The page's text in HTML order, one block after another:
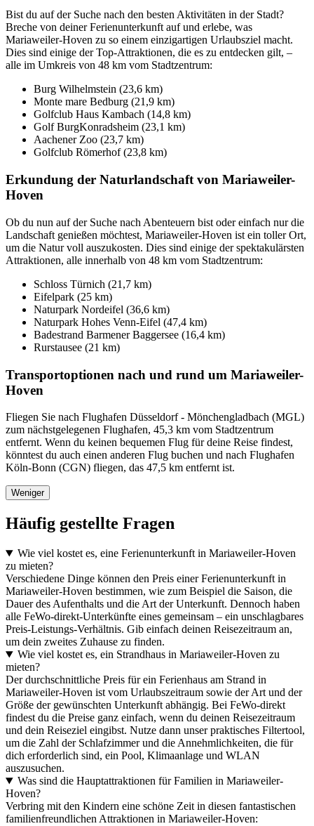
Bist du auf der Suche nach den besten Aktivitäten in der Stadt?
Breche von deiner Ferienunterkunft auf und erlebe, was
Mariaweiler-Hoven zu so einem einzigartigen Urlaubsziel macht.
Dies sind einige der Top-Attraktionen, die es zu entdecken gilt, –
alle im Umkreis von 48 km vom Stadtzentrum:
Burg Wilhelmstein (23,6 km)
Monte mare Bedburg (21,9 km)
Golfclub Haus Kambach (14,8 km)
Golf BurgKonradsheim (23,1 km)
Aachener Zoo (23,7 km)
Golfclub Römerhof (23,8 km)
Erkundung der Naturlandschaft von Mariaweiler-
Hoven
Ob du nun auf der Suche nach Abenteuern bist oder einfach nur die
Landschaft genießen möchtest, Mariaweiler-Hoven ist ein toller Ort,
um die Natur voll auszukosten. Dies sind einige der spektakulärsten
Attraktionen, alle innerhalb von 48 km vom Stadtzentrum:
Schloss Türnich (21,7 km)
Eifelpark (25 km)
Naturpark Nordeifel (36,6 km)
Naturpark Hohes Venn-Eifel (47,4 km)
Badestrand Barmener Baggersee (16,4 km)
Rurstausee (21 km)
Transportoptionen nach und rund um Mariaweiler-
Hoven
Fliegen Sie nach Flughafen Düsseldorf - Mönchengladbach (MGL)
zum nächstgelegenen Flughafen, 45,3 km vom Stadtzentrum
entfernt. Wenn du keinen bequemen Flug für deine Reise findest,
könntest du auch einen anderen Flug buchen und nach Flughafen
Köln-Bonn (CGN) fliegen, das 47,5 km entfernt ist.
Weniger
Häufig gestellte Fragen
Wie viel kostet es, eine Ferienunterkunft in Mariaweiler-Hoven
zu mieten?
Verschiedene Dinge können den Preis einer Ferienunterkunft in
Mariaweiler-Hoven bestimmen, wie zum Beispiel die Saison, die
Dauer des Aufenthalts und die Art der Unterkunft. Dennoch haben
alle FeWo-direkt-Unterkünfte eines gemeinsam – ein unschlagbares
Preis-Leistungs-Verhältnis. Gib einfach deinen Reisezeitraum an,
um dein zweites Zuhause zu finden.
Wie viel kostet es, ein Strandhaus in Mariaweiler-Hoven zu
mieten?
Der durchschnittliche Preis für ein Ferienhaus am Strand in
Mariaweiler-Hoven ist vom Urlaubszeitraum sowie der Art und der
Größe der gewünschten Unterkunft abhängig. Bei FeWo-direkt
findest du die Preise ganz einfach, wenn du deinen Reisezeitraum
und dein Reiseziel eingibst. Nutze dann unser praktisches Filtertool,
um die Zahl der Schlafzimmer und die Annehmlichkeiten, die für
dich erforderlich sind, ein Pool, Klimaanlage und WLAN
auszusuchen.
Was sind die Hauptattraktionen für Familien in Mariaweiler-
Hoven?
Verbring mit den Kindern eine schöne Zeit in diesen fantastischen
familienfreundlichen Attraktionen in Mariaweiler-Hoven: